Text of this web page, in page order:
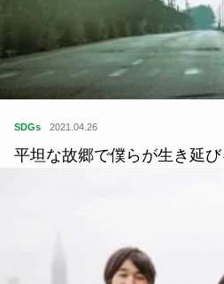
SDGs 2021.04.26
平坦な故郷で僕らが生き延び